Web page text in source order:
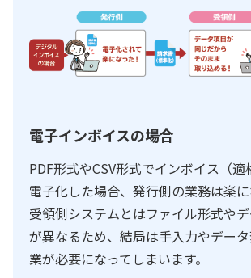
電子インボイスの場合
PDF形式やCSV形式でインボイス（適
電子化した場合、発行側の業務は楽に
受領側システムとはファイル形式や
が異なるため、結局は手入力やデー
業が必要になってしまいます。